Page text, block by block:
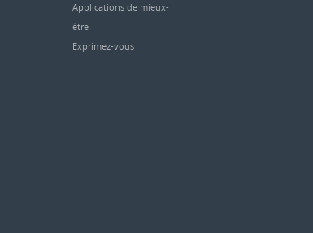
Applications de mieux-
être
Exprimez-vous